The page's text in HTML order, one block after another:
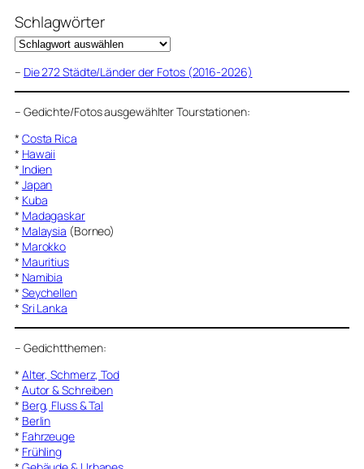
Schlagwörter
– Die 272 Städte/Länder der Fotos (2016-2026)
– Gedichte/Fotos ausgewählter Tourstationen:
* Costa Rica
* Hawaii
* Indien
* Japan
* Kuba
* Madagaskar
* Malaysia (Borneo)
* Marokko
* Mauritius
* Namibia
* Seychellen
* Sri Lanka
– Gedichtthemen:
* Alter, Schmerz, Tod
* Autor & Schreiben
* Berg, Fluss & Tal
* Berlin
* Fahrzeuge
* Frühling